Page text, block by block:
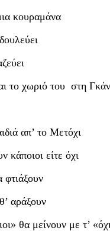
κουραμάνα
το χωριό του στη
απ’ το Μετόχι
κάποιοι είτε όχι
φτιάξουν
αράξουν
θα μείνουν με τ’